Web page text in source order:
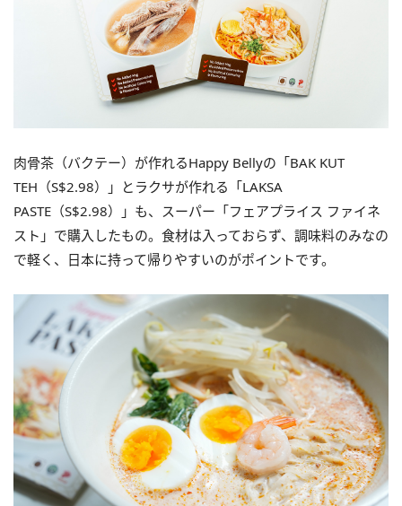
肉骨茶（バクテー）が作れるHappy Bellyの「BAK KUT
TEH（S$2.98）」とラクサが作れる「LAKSA
PASTE（S$2.98）」も、スーパー「フェアプライス ファイネ
スト」で購入したもの。食材は入っておらず、調味料のみなの
で軽く、日本に持って帰りやすいのがポイントです。